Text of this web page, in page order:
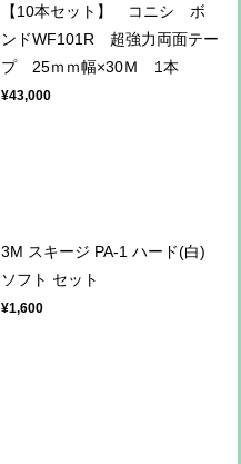
【10本セット】 コニシ ボ
ンドWF101R 超強力両面テー
プ 25ｍｍ幅×30Ｍ 1本
¥43,000
3M スキージ PA-1 ハード(白)
ソフト セット
¥1,600